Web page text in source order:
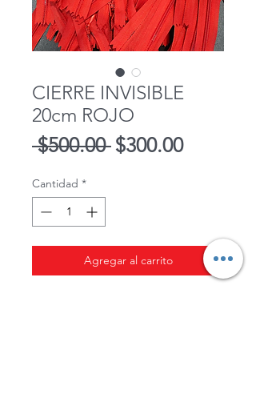
CIERRE INVISIBLE
20cm ROJO
$500.00 Precio
$300.00Precio
Cantidad *
Agregar al carrito